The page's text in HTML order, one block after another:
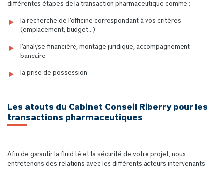
différentes étapes de la transaction pharmaceutique comme :
la recherche de l’officine correspondant à vos critères
(emplacement, budget…)
l’analyse financière, montage juridique, accompagnement
bancaire
la prise de possession
Les atouts du Cabinet Conseil Riberry pour les
transactions pharmaceutiques
Afin de garantir la fluidité et la sécurité de votre projet, nous
entretenons des relations avec les différents acteurs intervenants